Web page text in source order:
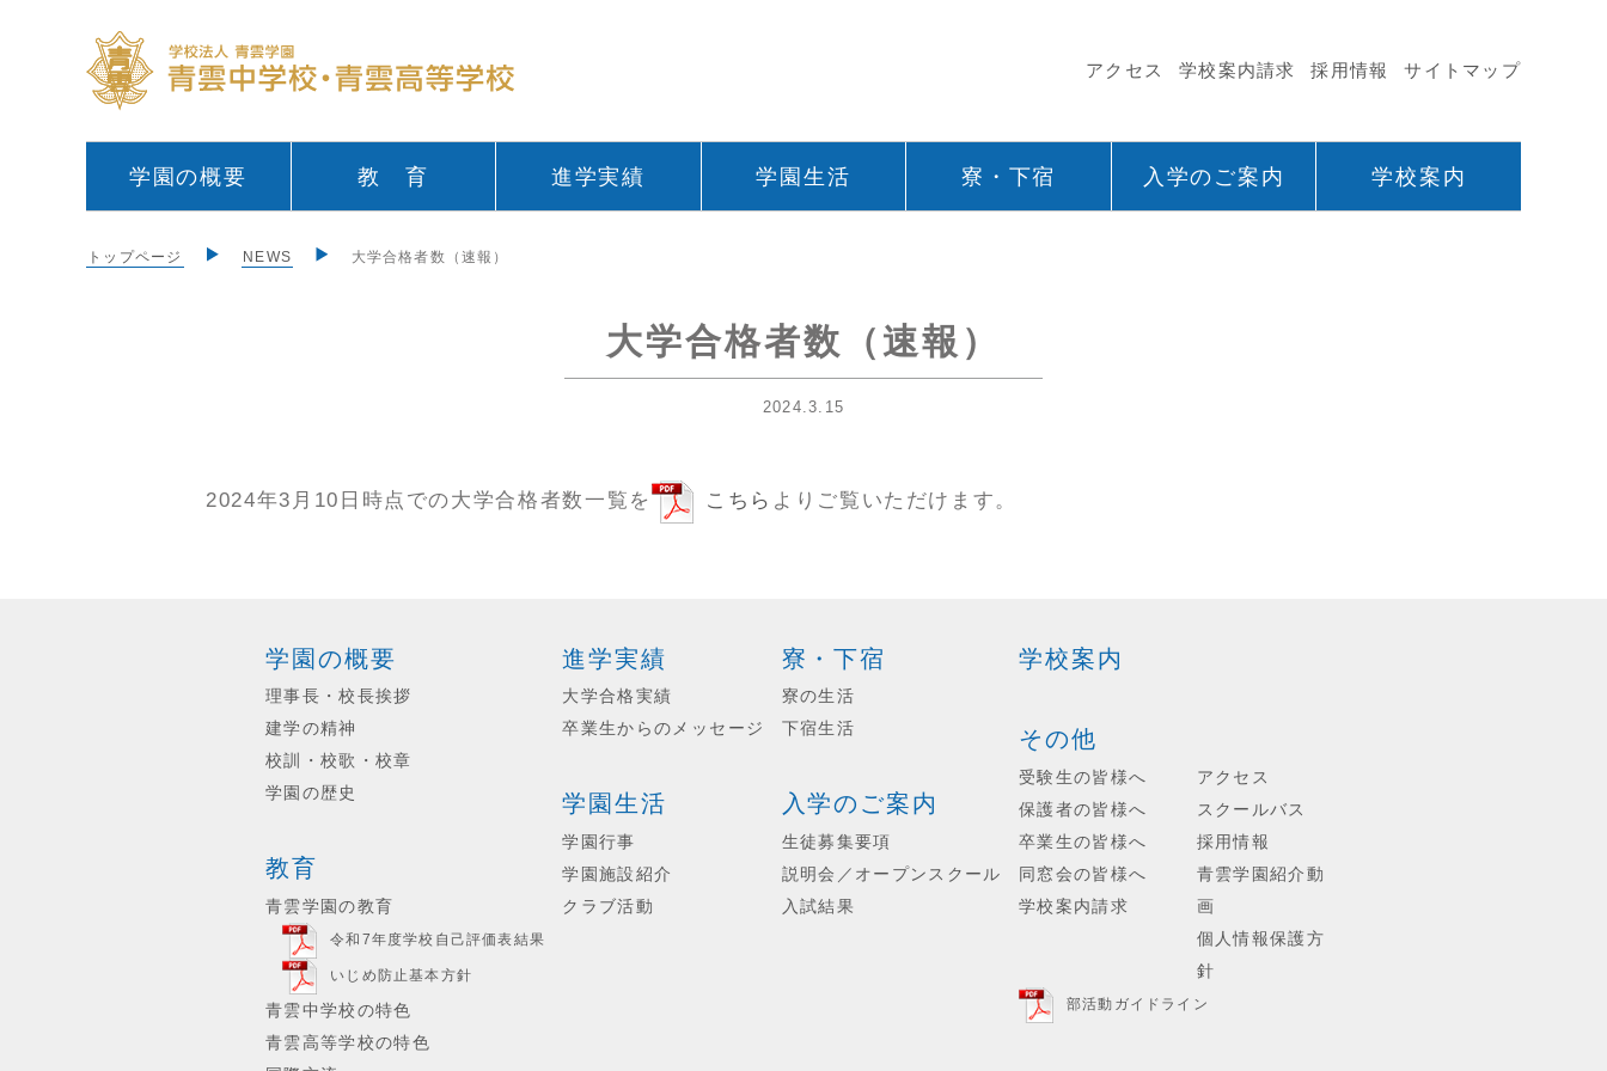
アクセス 学校案内請求 採用情報 サイトマップ
学園の概要 教 育 進学実績 学園生活 寮・下宿 入学のご案内 学校案内
トップページ NEWS 大学合格者数（速報）
大学合格者数（速報）
2024.3.15
2024年3月10日時点での大学合格者数一覧を こちら よりご覧いただけます。
学園の概要
理事長・校長挨拶
建学の精神
校訓・校歌・校章
学園の歴史
教育
青雲学園の教育
令和7年度学校自己評価表結果
いじめ防止基本方針
青雲中学校の特色
青雲高等学校の特色
進学実績
大学合格実績
卒業生からのメッセージ
学園生活
学園行事
学園施設紹介
クラブ活動
寮・下宿
寮の生活
下宿生活
入学のご案内
生徒募集要項
説明会／オープンスクール
入試結果
学校案内
その他
受験生の皆様へ
保護者の皆様へ
卒業生の皆様へ
同窓会の皆様へ
学校案内請求
アクセス
スクールバス
採用情報
青雲学園紹介動
画
個人情報保護方
針
部活動ガイドライン